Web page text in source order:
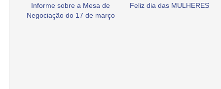
Informe sobre a Mesa de
Negociação do 17 de março
Feliz dia das MULHERES